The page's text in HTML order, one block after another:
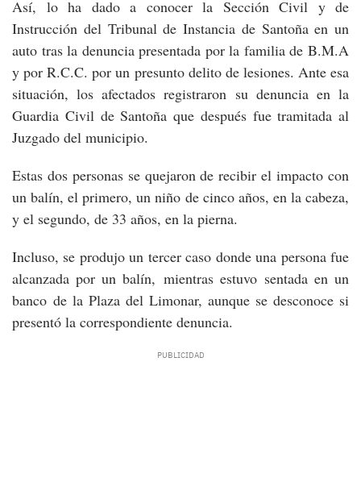
Así, lo ha dado a conocer la Sección Civil y de
Instrucción del Tribunal de Instancia de Santoña en un
auto tras la denuncia presentada por la familia de B.M.A
y por R.C.C. por un presunto delito de lesiones. Ante esa
situación, los afectados registraron su denuncia en la
Guardia Civil de Santoña que después fue tramitada al
Juzgado del municipio.
Estas dos personas se quejaron de recibir el impacto con
un balín, el primero, un niño de cinco años, en la cabeza,
y el segundo, de 33 años, en la pierna.
Incluso, se produjo un tercer caso donde una persona fue
alcanzada por un balín, mientras estuvo sentada en un
banco de la Plaza del Limonar, aunque se desconoce si
presentó la correspondiente denuncia.